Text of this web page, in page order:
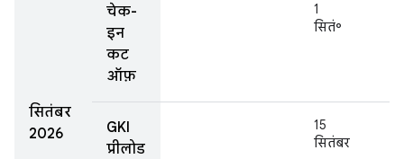
सितंबर
2026
चेक-
इन
कट
ऑफ़
1
सितं॰
GKI
प्रीलोड
15
सितंबर